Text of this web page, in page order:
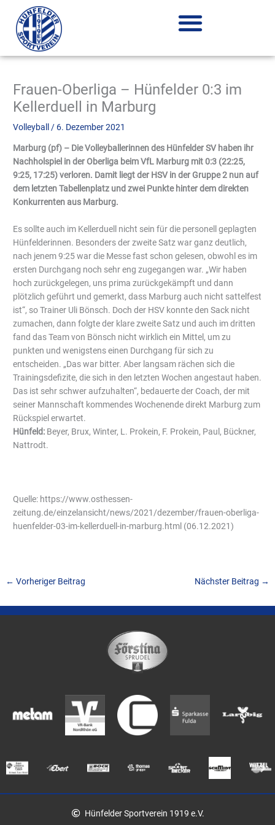
Inhalt
springen
Frauen-Oberliga – Hünfelder 0:3 im
Kellerduell in Marburg
Volleyball / 6. Dezember 2021
Marburg (pf) – Die Volleyballerinnen des Hünfelder SV haben ihr
Nachholspiel in der Oberliga beim VfL Marburg mit 0:3 (22:25,
9:25, 17:25) verloren. Damit liegt der HSV in der Gruppe 2 nun auf
dem letzten Tabellenplatz und zwei Punkte hinter dem direkten
Konkurrenten aus Marburg.
Es sollte auch im Kellerduell nicht sein für die personell geplagten
Hünfelderinnen. Besonders der zweite Satz war ganz deutlich,
nach jenem 9:25 war die Messe fast schon gelesen, obwohl es im
ersten Durchgang noch sehr eng zugegangen war. „Wir haben
hoch zurückgelegen, uns prima zurückgekämpft und dann
plötzlich geführt und gemerkt, dass Marburg auch nicht sattelfest
ist“, so Trainer Uli Bönsch. Doch der HSV konnte den Sack nicht
zumachen, dann folgte der klare zweite Satz und auch im dritten
fand das Team von Bönsch nicht wirklich ein Mittel, um zu
punkten und wenigstens einen Durchgang für sich zu
entscheiden. „Das war bitter. Aber langsam rächen sich die
Trainingsdefizite, die sich in den letzten Wochen angestaut haben.
Das ist sehr schwer aufzuhalten“, bedauerte der Coach, der mit
seiner Mannschaft kommendes Wochenende direkt Marburg zum
Rückspiel erwartet.
Hünfeld: Beyer, Brux, Winter, L. Prokein, F. Prokein, Paul, Bückner,
Nattrodt.
Quelle: https://www.osthessen-
zeitung.de/einzelansicht/news/2021/dezember/frauen-oberliga-
huenfelder-03-im-kellerduell-in-marburg.html (06.12.2021)
← Vorheriger Beitrag Nächster Beitrag →
Hünfelder Sportverein 1919 e.V.